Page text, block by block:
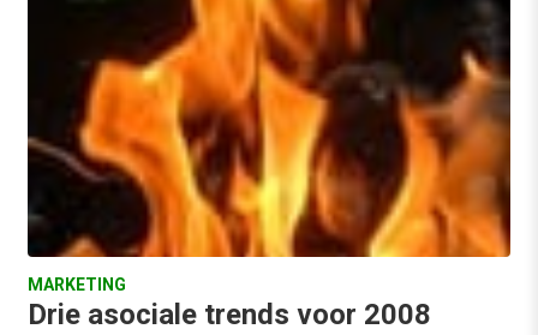
MARKETING
Drie asociale trends voor 2008